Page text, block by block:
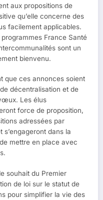
aux propositions de
qu’elle concerne des
facilement applicables.
France Santé
sont un
bienvenu.
que ces annonces soient
décentralisation et de
Les élus
force de proposition,
adressées par
s’engageront dans la
mettre en place avec
souhait du Premier
de loi sur le statut de
pour simplifier la vie des